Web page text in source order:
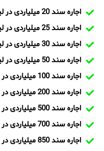
اجاره سند 20 میلیاردی در لیسار
اجاره سند 25 میلیاردی در لیسار
اجاره سند 30 میلیاردی در لیسار
اجاره سند 50 میلیاردی در لیسار
اجاره سند 100 میلیاردی در لیسار
اجاره سند 200 میلیاردی در لیسار
اجاره سند 500 میلیاردی در لیسار
اجاره سند 700 میلیاردی در لیسار
اجاره سند 850 میلیاردی در لیسار